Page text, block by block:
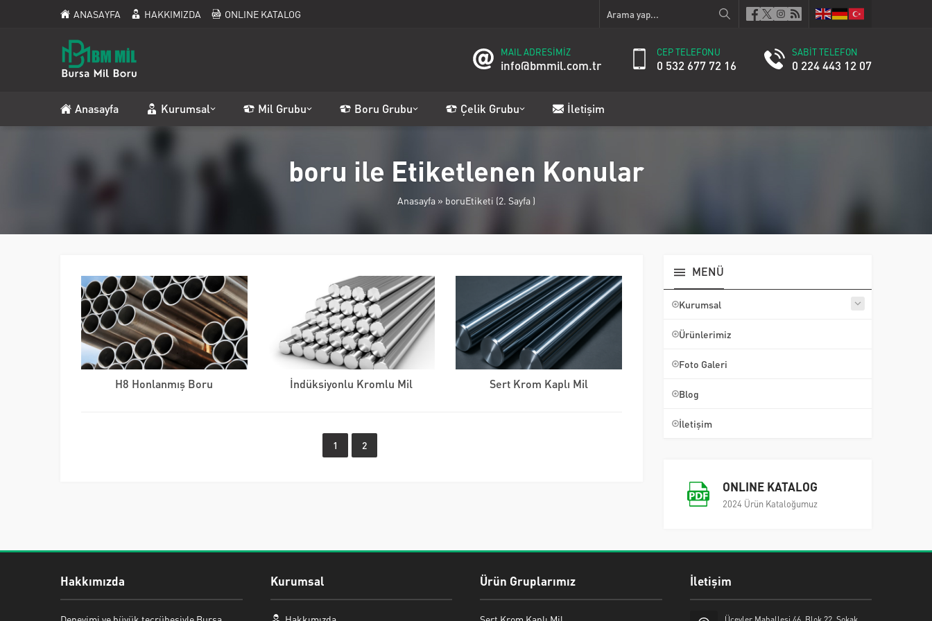
ANASAYFA HAKKIMIZDA ONLINE KATALOG
MAIL ADRESİMİZ
info@bmmil.com.tr
CEP TELEFONU
0 532 677 72 16
SABİT TELEFON
0 224 443 12 07
Anasayfa Kurumsal Mil Grubu Boru Grubu Çelik Grubu İletişim
boru ile Etiketlenen Konular
Anasayfa» boruEtiketi (2. Sayfa )
H8 Honlanmış Boru İndüksiyonlu Kromlu Mil Sert Krom Kaplı Mil
1 2
MENÜ
Kurumsal
Ürünlerimiz
Foto Galeri
Blog
İletişim
ONLINE KATALOG
2024 Ürün Kataloğumuz
Hakkımızda Kurumsal Ürün Gruplarımız İletişim